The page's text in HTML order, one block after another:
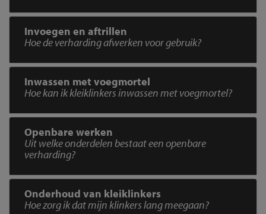
Invoegen en aftrillen
Hoe de verharding afwerken voor gebruik?
Inwassen met voegmortel
Hoe kan ik kleiklinkers inwassen met voegmortel?
Openbare werken
Uit welke onderdelen bestaat een openbare
verharding?
Onderhoud van kleiklinkers
Hoe zorg ik dat mijn klinkers lang meegaan?